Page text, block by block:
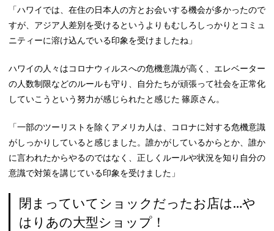
「ハワイでは、在住の日本人の方とお会いする機会が多かったので
すが、アジア人差別を受けるというよりもむしろしっかりとコミュ
ニティーに溶け込んでいる印象を受けましたね」
ハワイの人々はコロナウィルスへの危機意識が高く、エレベーター
の人数制限などのルールも守り、自分たちが頑張って社会を正常化
していこうという努力が感じられたと感じた 篠原さん。
「一部のツーリストを除くアメリカ人は、コロナに対する危機意識
がしっかりしていると感じました。誰かがしているからとか、誰か
に言われたからやるのではなく、正しくルールや状況を知り自分の
意識で対策を講じている印象を受けました」
閉まっていてショックだったお店は…や
はりあの大型ショップ！